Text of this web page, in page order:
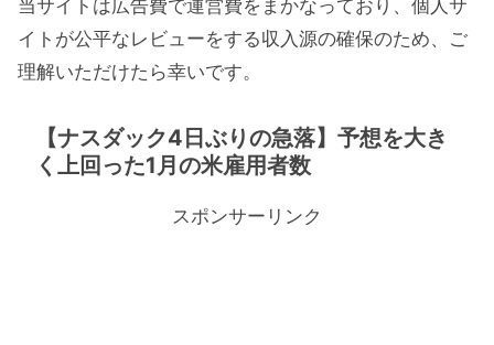
当サイトは広告費で運営費をまかなっており、個人サ
イトが公平なレビューをする収入源の確保のため、ご
理解いただけたら幸いです。
【ナスダック4日ぶりの急落】予想を大き
く上回った1月の米雇用者数
スポンサーリンク